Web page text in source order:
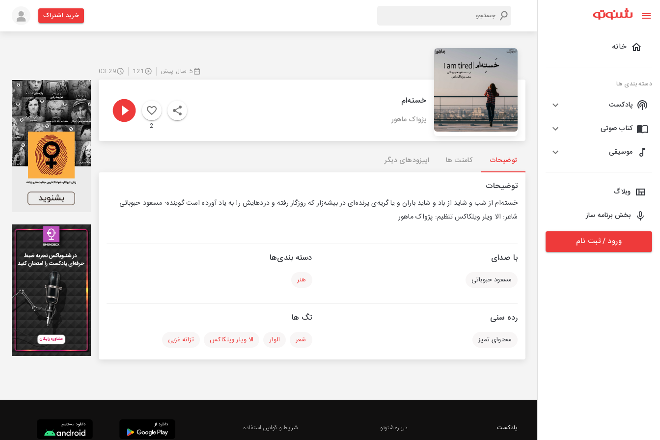
خانه
دسته بندی ها
پادکست
کتاب صوتی
موسیقی
وبلاگ
بخش برنامه ساز
ورود / ثبت نام
خرید اشتراک
5 سال پیش 121
03:29
خسته‌ام
پژواک ماهور
2
توضیحات کامنت ها اپیزودهای دیگر
توضیحات
خسته‌ام از شب و شاید از باد و شاید باران و یا گریه‌ی پرنده‌ای در بیشه‌زار که روزگار رفته و دردهایش را به یاد آورده است گوینده: مسعود حبوباتی
شاعر: الا ویلر ویلکاکس تنظیم: پژواک ماهور
با صدای
مسعود حبوباتی
دسته بندی‌ها
هنر
رده سنی
محتوای تمیز
تگ ها
شعر الوار الا ویلر ویلکاکس تزانه غزبی
پادکست
درباره شنوتو
شرایط و قوانین استفاده